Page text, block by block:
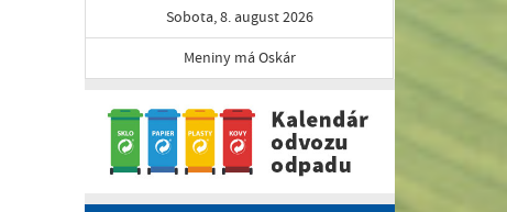
Sobota, 8. august 2026
Meniny má Oskár